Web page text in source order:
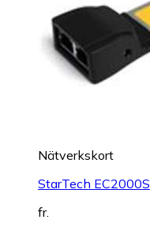
Nätverkskort
StarTech EC2000S
fr.